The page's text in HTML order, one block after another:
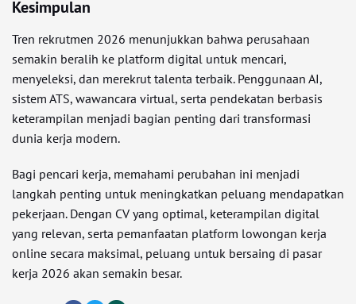
Kesimpulan
Tren rekrutmen 2026 menunjukkan bahwa perusahaan
semakin beralih ke platform digital untuk mencari,
menyeleksi, dan merekrut talenta terbaik. Penggunaan AI,
sistem ATS, wawancara virtual, serta pendekatan berbasis
keterampilan menjadi bagian penting dari transformasi
dunia kerja modern.
Bagi pencari kerja, memahami perubahan ini menjadi
langkah penting untuk meningkatkan peluang mendapatkan
pekerjaan. Dengan CV yang optimal, keterampilan digital
yang relevan, serta pemanfaatan platform lowongan kerja
online secara maksimal, peluang untuk bersaing di pasar
kerja 2026 akan semakin besar.